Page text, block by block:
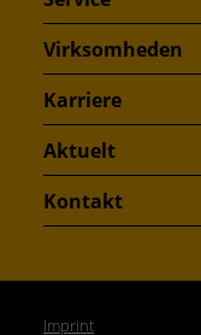
Virksomheden
Karriere
Aktuelt
Kontakt
Imprint